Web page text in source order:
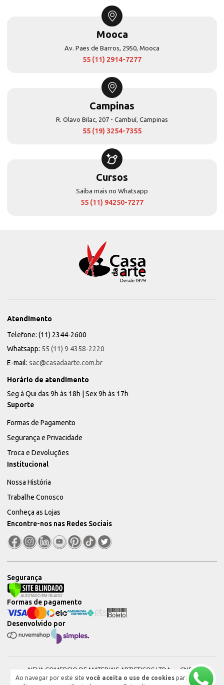
Ao navegar por este site você aceita o uso de cookies para
Mooca
Av. Paes de Barros, 2950, Mooca
55 (11) 2914-7277
Campinas
R. Olavo Bilac, 207 - Cambuí, Campinas
55 (19) 3254-7355
Cursos
Saiba mais no Whatsapp
55 (11) 94250-7277
Atendimento
Telefone: (11) 2344-2600
Whatsapp: 55 (11) 9 4358-2220
E-mail: sac@casadaarte.com.br
Horário de atendimento
Seg à Qui das 9h às 18h | Sex 9h às 17h
Suporte
Formas de Pagamento
Segurança e Privacidade
Troca e Devoluções
Institucional
Nossa História
Trabalhe Conosco
Conheça as Lojas
Encontre-nos nas Redes Sociais
Segurança
Desenvolvido por
Formas de pagamento
NEVA COMERCIO DE MATERIAIS ARTISTICOS LTDA — CNPJ:
51604544000101 © 2026. Todos os direitos reservados.